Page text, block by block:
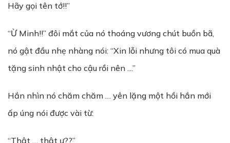
Hãy gọi tên tớ!!”
“Ừ Minh!!” đôi mắt của nó thoáng vương chút buồn bã,
nó gật đầu nhẹ nhàng nói: “Xin lỗi nhưng tôi có mua quà
tặng sinh nhật cho cậu rồi nên …”
Hắn nhìn nó chăm chăm … yên lặng một hồi hắn mới
ấp úng nói được vài từ:
“Thật … thật ư??”